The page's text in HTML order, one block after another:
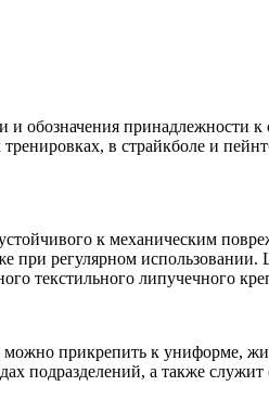
принадлежности
в страйкболе и
к механическим
при регулярном
текстильного липучечного
прикрепить к униформе,
подразделений, а также